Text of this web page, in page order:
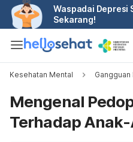
Waspadai Depresi
Sekarang!
Kesehatan Mental
Mengenal
Terhadap